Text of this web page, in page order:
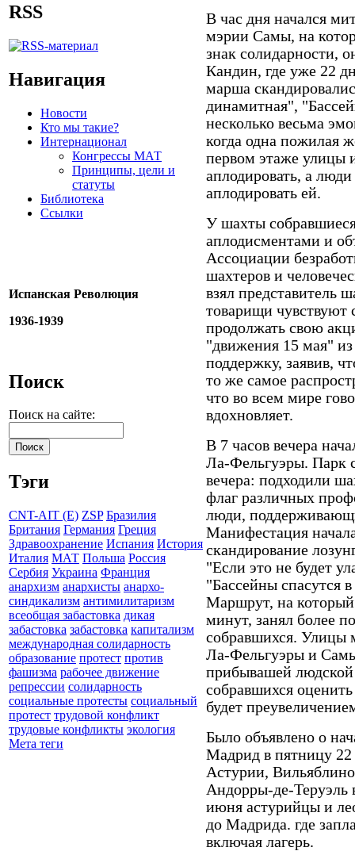
RSS
Навигация
Новости
Кто мы такие?
Интернационал
Конгрессы МАТ
Принципы, цели и
статуты
Библиотека
Ссылки
Испанская Революция
1936-1939
Поиск
Поиск на сайте:
Тэги
CNT-AIT (E) ZSP Бразилия
Британия Германия Греция
Здравоохранение Испания История
Италия МАТ Польша Россия
Сербия Украина Франция
анархизм анархисты анархо-
синдикализм антимилитаризм
всеобщая забастовка дикая
забастовка забастовка капитализм
международная солидарность
образование протест против
фашизма рабочее движение
репрессии солидарность
социальные протесты социальный
протест трудовой конфликт
трудовые конфликты экология
Мета теги
В час дня начался
мэрии Самы, на
знак солидарности,
Кандин, где уже 22
марша
динамитная",
несколько весьма
когда одна пожилая
первом этаже улицы
аплодировать, а
аплодировать ей.
У шахты
аплодисментами и
Ассоциации
шахтеров и
взял представитель
товарищи
продолжать свою
"движения 15 мая"
поддержку, заявив,
то же самое
что во всем мире
вдохновляет.
В 7 часов вечера
Ла-Фельгуэры. Парк
вечера: подходили
флаг различных
люди,
Манифестация
скандирование
"Если это не будет
"Бассейны спасутся
Маршрут, на
минут, занял более
собравшихся. Улицы
Ла-Фельгуэры и
прибывашей
собравшихся
будет
Было объявлено о
Мадрид в пятницу 22
Астурии,
Андорры-де-Теруэль
июня астурийцы и
до Мадрида. где
включая лагерь.